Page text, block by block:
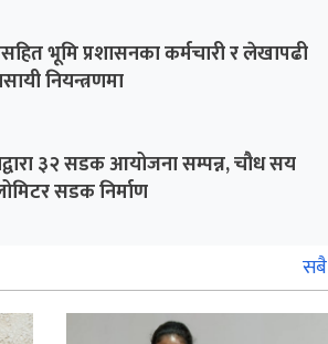
भूमि प्रशासनका कर्मचारी र लेखापढी
नियन्त्रणमा
३२ सडक आयोजना सम्पन्न, चौध सय
सडक निर्माण
सबै